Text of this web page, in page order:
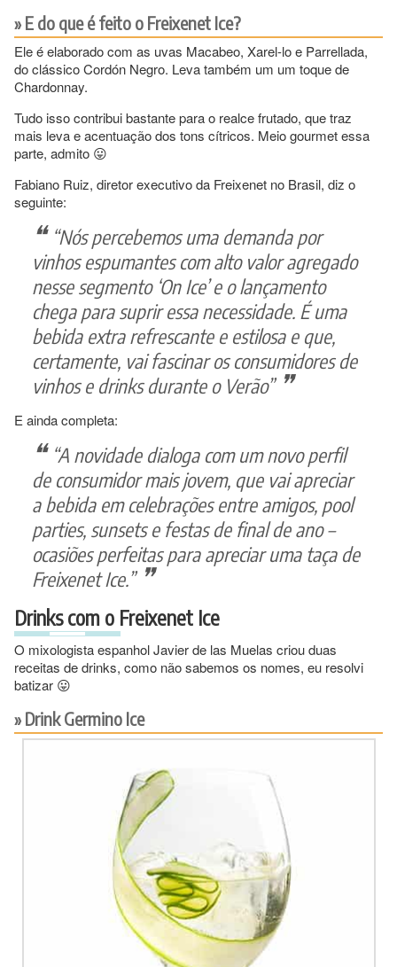
E do que é feito o Freixenet Ice?
Ele é elaborado com as uvas Macabeo, Xarel-lo e Parrellada,
do clássico Cordón Negro. Leva também um um toque de
Chardonnay.
Tudo isso contribui bastante para o realce frutado, que traz
mais leva e acentuação dos tons cítricos. Meio gourmet essa
parte, admito 😛
Fabiano Ruiz, diretor executivo da Freixenet no Brasil, diz o
seguinte:
“Nós percebemos uma demanda por
vinhos espumantes com alto valor agregado
nesse segmento ‘On Ice’ e o lançamento
chega para suprir essa necessidade. É uma
bebida extra refrescante e estilosa e que,
certamente, vai fascinar os consumidores de
vinhos e drinks durante o Verão”
E ainda completa:
“A novidade dialoga com um novo perfil
de consumidor mais jovem, que vai apreciar
a bebida em celebrações entre amigos, pool
parties, sunsets e festas de final de ano –
ocasiões perfeitas para apreciar uma taça de
Freixenet Ice.”
Drinks com o Freixenet Ice
O mixologista espanhol Javier de las Muelas criou duas
receitas de drinks, como não sabemos os nomes, eu resolvi
batizar 😛
Drink Germino Ice